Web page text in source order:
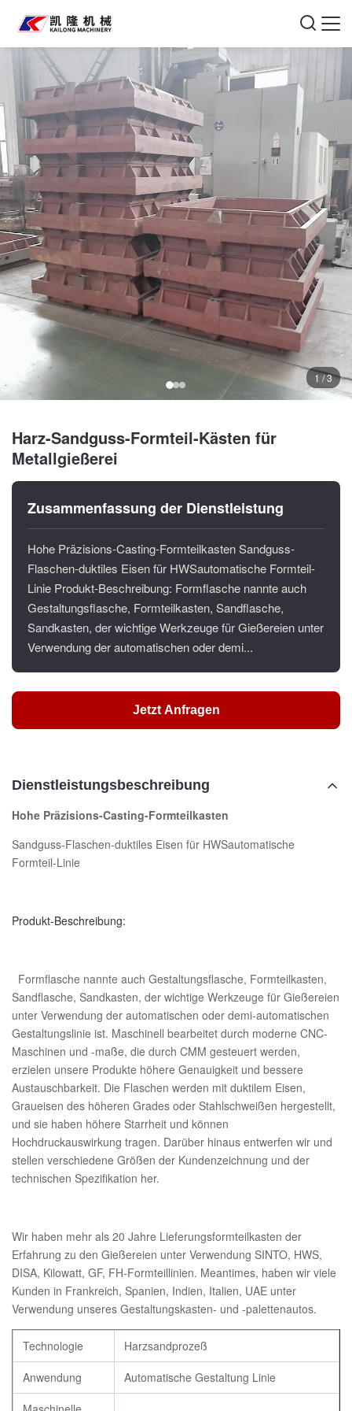
1 / 3
Harz-Sandguss-Formteil-Kästen für
Metallgießerei
Zusammenfassung der Dienstleistung
Hohe Präzisions-Casting-Formteilkasten Sandguss-
Flaschen-duktiles Eisen für HWSautomatische Formteil-
Linie Produkt-Beschreibung: Formflasche nannte auch
Gestaltungsflasche, Formteilkasten, Sandflasche,
Sandkasten, der wichtige Werkzeuge für Gießereien unter
Verwendung der automatischen oder demi...
Jetzt Anfragen
Dienstleistungsbeschreibung
Hohe Präzisions-Casting-Formteilkasten
Sandguss-Flaschen-duktiles Eisen für HWSautomatische
Formteil-Linie
Produkt-Beschreibung:
Formflasche nannte auch Gestaltungsflasche, Formteilkasten,
Sandflasche, Sandkasten, der wichtige Werkzeuge für Gießereien
unter Verwendung der automatischen oder demi-automatischen
Gestaltungslinie ist. Maschinell bearbeitet durch moderne CNC-
Maschinen und -maße, die durch CMM gesteuert werden,
erzielen unsere Produkte höhere Genauigkeit und bessere
Austauschbarkeit. Die Flaschen werden mit duktilem Eisen,
Graueisen des höheren Grades oder Stahlschweißen hergestellt,
und sie haben höhere Starrheit und können
Hochdruckauswirkung tragen. Darüber hinaus entwerfen wir und
stellen verschiedene Größen der Kundenzeichnung und der
technischen Spezifikation her.
Wir haben mehr als 20 Jahre Lieferungsformteilkasten der
Erfahrung zu den Gießereien unter Verwendung SINTO, HWS,
DISA, Kilowatt, GF, FH-Formteillinien. Meantimes, haben wir viele
Kunden in Frankreich, Spanien, Indien, Italien, UAE unter
Verwendung unseres Gestaltungskasten- und -palettenautos.
Technologie
Harzsandprozeß
Anwendung
Automatische Gestaltung Linie